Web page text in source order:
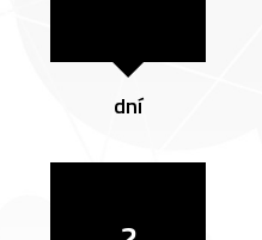
dní